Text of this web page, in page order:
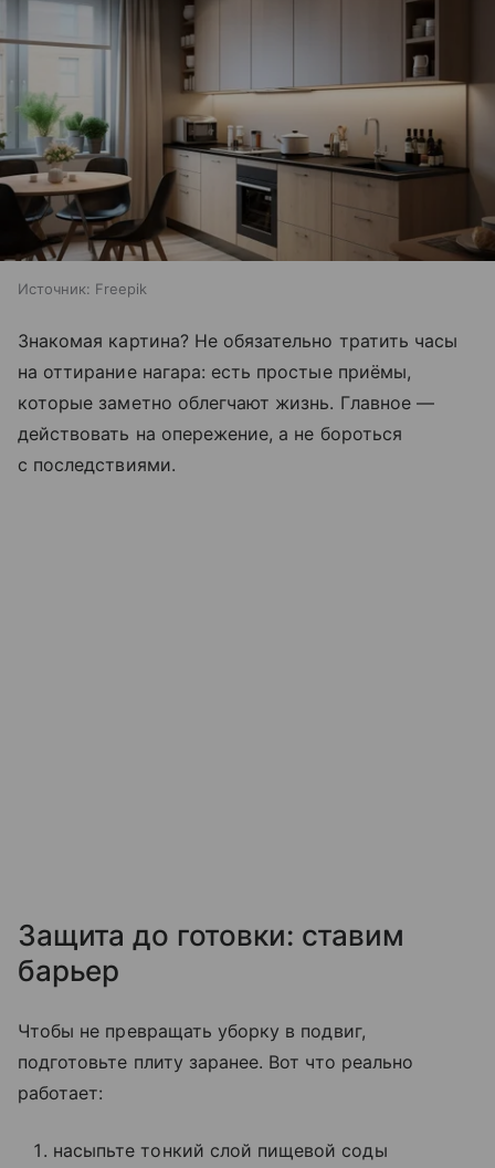
Источник: Freepik
Знакомая картина? Не обязательно тратить часы
на оттирание нагара: есть простые приёмы,
которые заметно облегчают жизнь. Главное —
действовать на опережение, а не бороться
с последствиями.
Защита до готовки: ставим
барьер
Чтобы не превращать уборку в подвиг,
подготовьте плиту заранее. Вот что реально
работает:
насыпьте тонкий слой пищевой соды